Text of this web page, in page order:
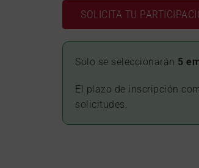
SOLICITA TU
Solo se seleccionarán 5
El plazo de inscripción
solicitudes.